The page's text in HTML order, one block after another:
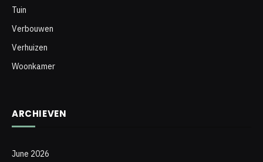
Tuin
Verbouwen
Verhuizen
Woonkamer
ARCHIEVEN
June 2026